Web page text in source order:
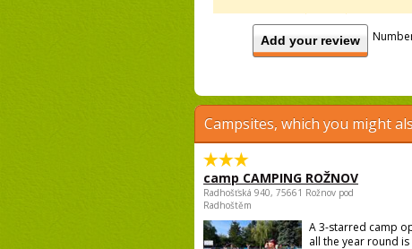
Add your review
Campsites, which you might
camp CAMPING ROŽNOV
Radhošťská 940, 75661 Rožnov pod
Radhoštěm
A 3-starred camp
all the year round